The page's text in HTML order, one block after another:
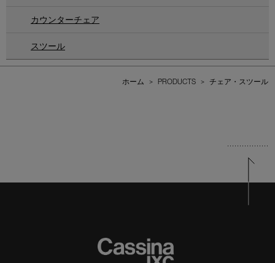
カウンターチェア
スツール
ホーム > PRODUCTS > チェア・スツール